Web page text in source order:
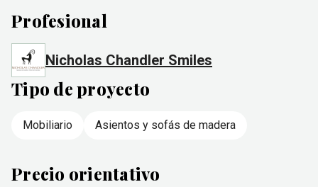
Profesional
Nicholas Chandler Smiles
Tipo de proyecto
Mobiliario Asientos y sofás de madera
Precio orientativo